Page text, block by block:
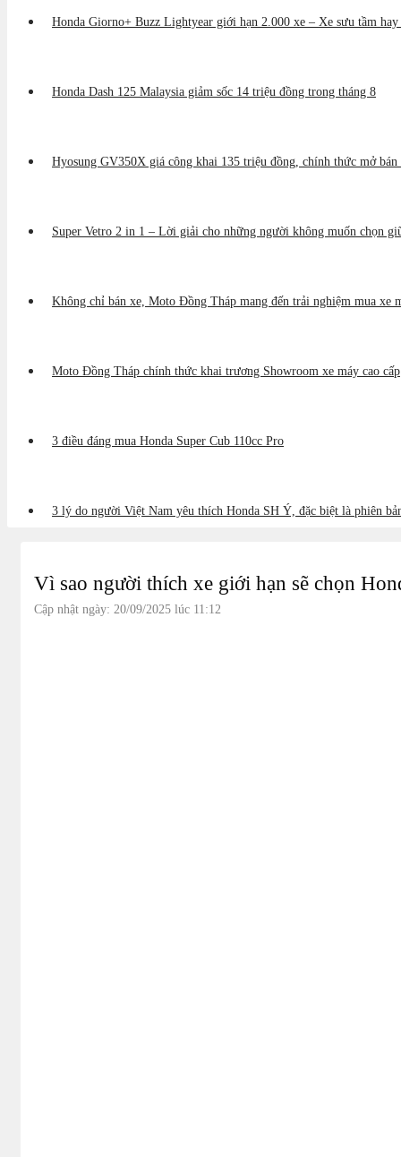
Honda Giorno+ Buzz Lightyear giới hạn 2.000 xe – Xe sưu tầm
Honda Dash 125 Malaysia giảm sốc 14 triệu đồng trong tháng 8
Hyosung GV350X giá công khai 135 triệu đồng, chính thức mở
Super Vetro 2 in 1 – Lời giải cho những người không muốn chọn
Không chỉ bán xe, Moto Đồng Tháp mang đến trải nghiệm mua xe
Moto Đồng Tháp chính thức khai trương Showroom xe máy cao cấp
3 điều đáng mua Honda Super Cub 110cc Pro
3 lý do người Việt Nam yêu thích Honda SH Ý, đặc biệt là phiên
Vì sao người thích xe giới hạn sẽ chọn
Cập nhật ngày: 20/09/2025 lúc 11:12